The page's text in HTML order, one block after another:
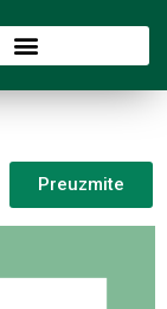
Preuzmite